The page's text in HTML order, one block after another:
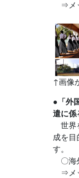
⇒メ
↑画像
●「外
遣に係
世界
成を目
す。
〇海
⇒メ